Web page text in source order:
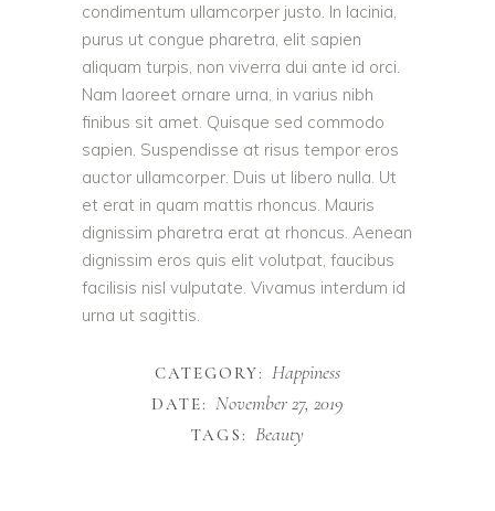
condimentum ullamcorper justo. In lacinia,
purus ut congue pharetra, elit sapien
aliquam turpis, non viverra dui ante id orci.
Nam laoreet ornare urna, in varius nibh
finibus sit amet. Quisque sed commodo
sapien. Suspendisse at risus tempor eros
auctor ullamcorper. Duis ut libero nulla. Ut
et erat in quam mattis rhoncus. Mauris
dignissim pharetra erat at rhoncus. Aenean
dignissim eros quis elit volutpat, faucibus
facilisis nisl vulputate. Vivamus interdum id
urna ut sagittis.
CATEGORY: Happiness
DATE: November 27, 2019
TAGS: Beauty